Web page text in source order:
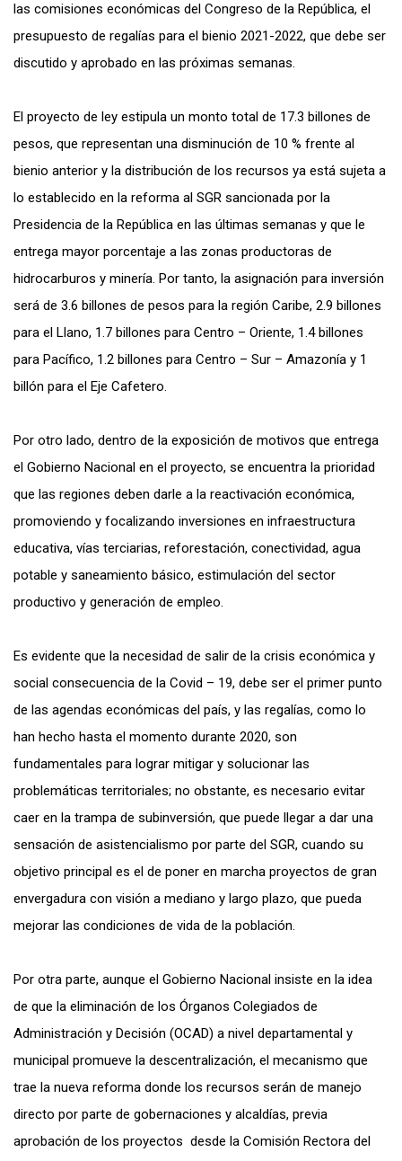
las comisiones económicas del Congreso de la República, el
presupuesto de regalías para el bienio 2021-2022, que debe ser
discutido y aprobado en las próximas semanas.
El proyecto de ley estipula un monto total de 17.3 billones de
pesos, que representan una disminución de 10 % frente al
bienio anterior y la distribución de los recursos ya está sujeta a
lo establecido en la reforma al SGR sancionada por la
Presidencia de la República en las últimas semanas y que le
entrega mayor porcentaje a las zonas productoras de
hidrocarburos y minería. Por tanto, la asignación para inversión
será de 3.6 billones de pesos para la región Caribe, 2.9 billones
para el Llano, 1.7 billones para Centro – Oriente, 1.4 billones
para Pacífico, 1.2 billones para Centro – Sur – Amazonía y 1
billón para el Eje Cafetero.
Por otro lado, dentro de la exposición de motivos que entrega
el Gobierno Nacional en el proyecto, se encuentra la prioridad
que las regiones deben darle a la reactivación económica,
promoviendo y focalizando inversiones en infraestructura
educativa, vías terciarias, reforestación, conectividad, agua
potable y saneamiento básico, estimulación del sector
productivo y generación de empleo.
Es evidente que la necesidad de salir de la crisis económica y
social consecuencia de la Covid – 19, debe ser el primer punto
de las agendas económicas del país, y las regalías, como lo
han hecho hasta el momento durante 2020, son
fundamentales para lograr mitigar y solucionar las
problemáticas territoriales; no obstante, es necesario evitar
caer en la trampa de subinversión, que puede llegar a dar una
sensación de asistencialismo por parte del SGR, cuando su
objetivo principal es el de poner en marcha proyectos de gran
envergadura con visión a mediano y largo plazo, que pueda
mejorar las condiciones de vida de la población.
Por otra parte, aunque el Gobierno Nacional insiste en la idea
de que la eliminación de los Órganos Colegiados de
Administración y Decisión (OCAD) a nivel departamental y
municipal promueve la descentralización, el mecanismo que
trae la nueva reforma donde los recursos serán de manejo
directo por parte de gobernaciones y alcaldías, previa
aprobación de los proyectos desde la Comisión Rectora del